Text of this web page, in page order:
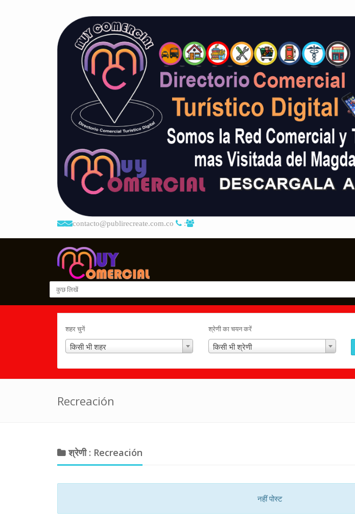
contacto@publirecreate.com.co :
शहर चुनें
किसी भी शहर
श्रेणी का चयन करें
किसी भी श्रेणी
Recreación
श्रेणी : Recreación
नहीं पोस्ट